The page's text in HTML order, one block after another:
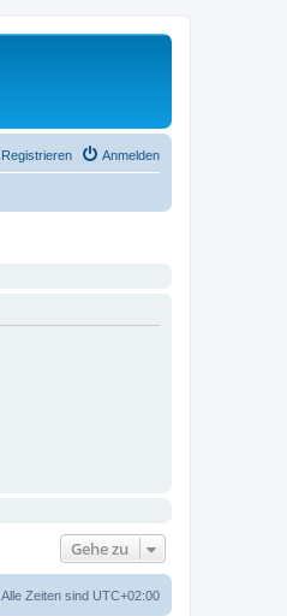
Anmelden
Registrieren
Gehe zu
Alle Zeiten sind UTC+02:00